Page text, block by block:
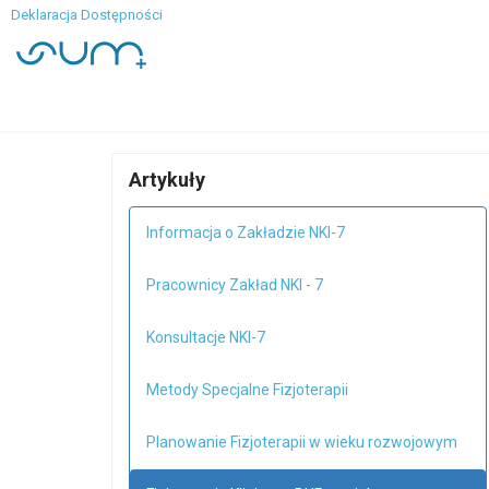
Deklaracja Dostępności
Artykuły
Informacja o Zakładzie NKI-7
Pracownicy Zakład NKI - 7
Konsultacje NKI-7
Metody Specjalne Fizjoterapii
Planowanie Fizjoterapii w wieku rozwojowym